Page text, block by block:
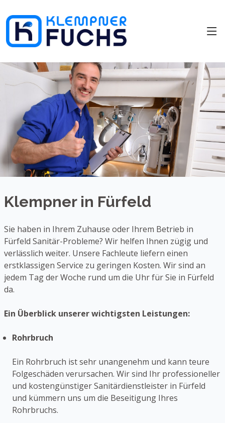
Klempner in Fürfeld
Sie haben in Ihrem Zuhause oder Ihrem Betrieb in
Fürfeld Sanitär-Probleme? Wir helfen Ihnen zügig und
verlässlich weiter. Unsere Fachleute liefern einen
erstklassigen Service zu geringen Kosten. Wir sind an
jedem Tag der Woche rund um die Uhr für Sie in Fürfeld
da.
Ein Überblick unserer wichtigsten Leistungen:
Rohrbruch
Ein Rohrbruch ist sehr unangenehm und kann teure
Folgeschäden verursachen. Wir sind Ihr professioneller
und kostengünstiger Sanitärdienstleister in Fürfeld
und kümmern uns um die Beseitigung Ihres
Rohrbruchs.